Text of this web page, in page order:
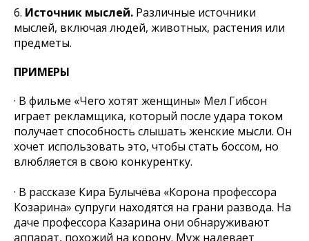
6. Источник мыслей. Различные источники
мыслей, включая людей, животных, растения или
предметы.
ПРИМЕРЫ
· В фильме «Чего хотят женщины» Мел Гибсон
играет рекламщика, который после удара током
получает способность слышать женские мысли. Он
хочет использовать это, чтобы стать боссом, но
влюбляется в свою конкурентку.
· В рассказе Кира Булычёва «Корона профессора
Козарина» супруги находятся на грани развода. На
даче профессора Казарина они обнаруживают
аппарат, похожий на корону. Муж надевает